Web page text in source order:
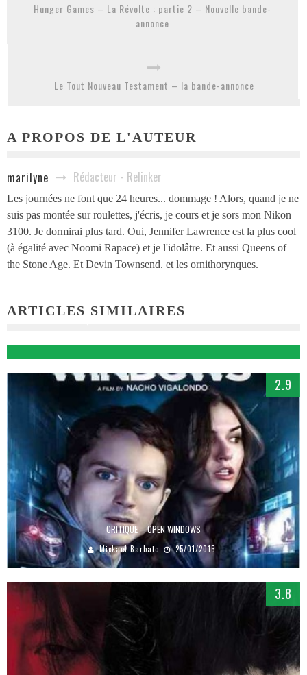
Hunger Games – La Révolte : partie 2 – Nouvelle bande-
annonce
Le Tout Nouveau Testament – la bande-annonce
A PROPOS DE L'AUTEUR
marilyne Rédacteur - Relinker
Les journées ne font que 24 heures... dommage ! Alors, quand je ne
suis pas montée sur roulettes, j'écris, je cours et je sors mon Nikon
3100. Je dormirai plus tard. Oui, Jennifer Lawrence est la plus cool
(à égalité avec Noomi Rapace) et je l'idolâtre. Et aussi Queens of
the Stone Age. Et Devin Townsend. et les ornithorynques.
ARTICLES SIMILAIRES
CRITIQUE – WOLVERINE : LE COMBAT DE L’IMMORTEL
2.9
CRITIQUE – OPEN WINDOWS
Mickael Barbato 25/01/2015
3.8